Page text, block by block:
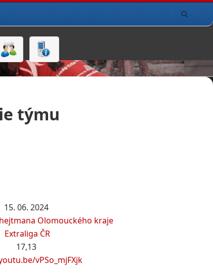
týmu
15. 06. 2024
Olomouckého kraje
Extraliga ČR
17,13
vPSo_mjFXjk